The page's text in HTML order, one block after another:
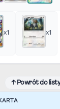
x1 x1
↑ Powrót do listy